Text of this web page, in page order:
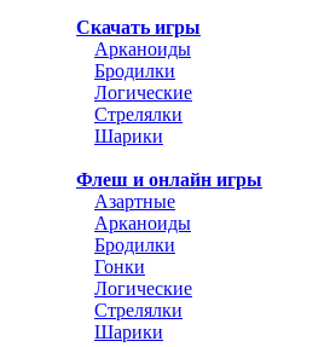
Скачать игры
Арканоиды
Бродилки
Логические
Стрелялки
Шарики
Флеш и онлайн игры
Азартные
Арканоиды
Бродилки
Гонки
Логические
Стрелялки
Шарики